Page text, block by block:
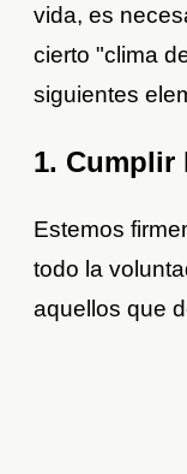
vida, es
cierto "clima
siguientes
1. Cumplir
Estemos
todo la
aquellos que